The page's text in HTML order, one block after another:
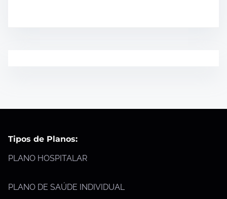
Tipos de Planos:
PLANO HOSPITALAR
PLANO DE SAÚDE INDIVIDUAL